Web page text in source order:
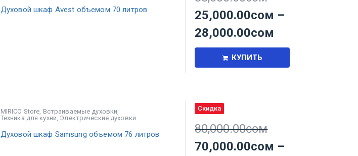
Духовой шкаф Avest объемом 70 литров
25,000.00сом –
28,000.00сом
КУПИТЬ
MIRICO Store, Встраиваемые духовки,
Техника для кухни, Электрические духовки
Духовой шкаф Samsung объемом 76 литров
Скидка
80,000.00сом
70,000.00сом –